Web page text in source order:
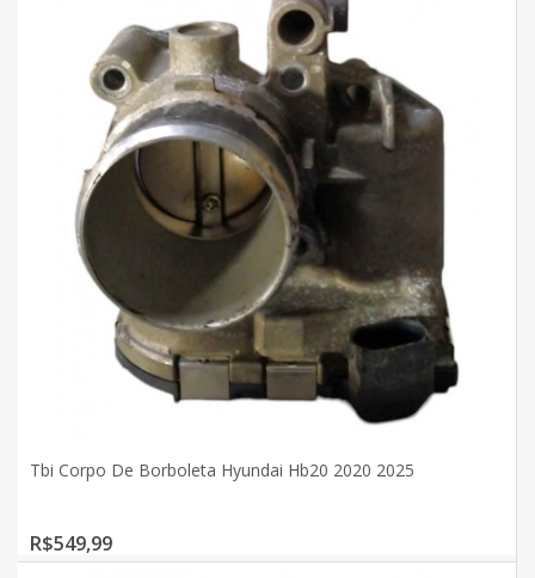
Tbi Corpo De Borboleta Hyundai Hb20 2020 2025
R$549,99